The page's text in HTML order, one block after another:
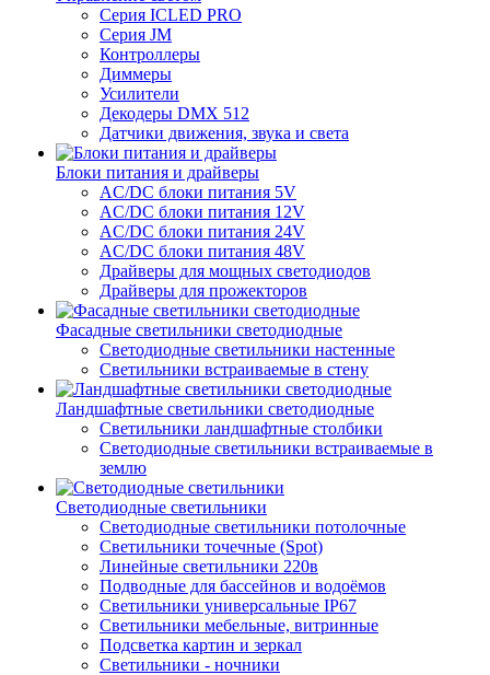
Серия ICLED PRO
Серия JM
Контроллеры
Диммеры
Усилители
Декодеры DMX 512
Датчики движения, звука и света
Блоки питания и драйверы
AC/DC блоки питания 5V
AC/DC блоки питания 12V
AC/DC блоки питания 24V
AC/DC блоки питания 48V
Драйверы для мощных светодиодов
Драйверы для прожекторов
Фасадные светильники светодиодные
Светодиодные светильники настенные
Светильники встраиваемые в стену
Ландшафтные светильники светодиодные
Светильники ландшафтные столбики
Светодиодные светильники встраиваемые в
землю
Светодиодные светильники
Светодиодные светильники потолочные
Светильники точечные (Spot)
Линейные светильники 220в
Подводные для бассейнов и водоёмов
Светильники универсальные IP67
Светильники мебельные, витринные
Подсветка картин и зеркал
Светильники - ночники